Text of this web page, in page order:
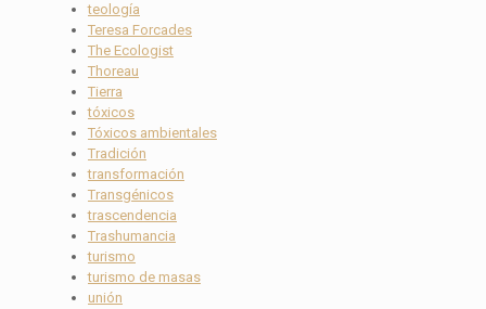
teología
Teresa Forcades
The Ecologist
Thoreau
Tierra
tóxicos
Tóxicos ambientales
Tradición
transformación
Transgénicos
trascendencia
Trashumancia
turismo
turismo de masas
unión